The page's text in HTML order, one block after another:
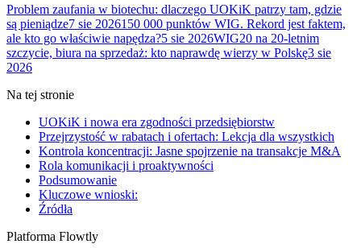
Problem zaufania w biotechu: dlaczego UOKiK patrzy tam, gdzie
są pieniądze7 sie 2026150 000 punktów WIG. Rekord jest faktem,
ale kto go właściwie napędza?5 sie 2026WIG20 na 20-letnim
szczycie, biura na sprzedaż: kto naprawdę wierzy w Polskę3 sie
2026
Na tej stronie
UOKiK i nowa era zgodności przedsiębiorstw
Przejrzystość w rabatach i ofertach: Lekcja dla wszystkich
Kontrola koncentracji: Jasne spojrzenie na transakcje M&A
Rola komunikacji i proaktywności
Podsumowanie
Kluczowe wnioski:
Źródła
Platforma Flowtly